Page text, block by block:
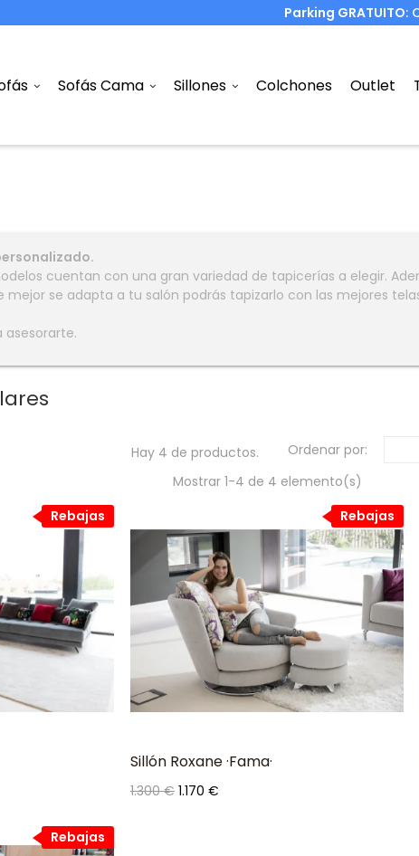
Parking GRATUITO:
Sofás Cama Sillones Colchones Outlet
cuentan con una gran variedad de tapicerías a elegir.
mejor se adapta a tu salón podrás tapizarlo con las mejores
Hay 4 de productos. Ordenar por:
Mostrar 1-4 de 4 elemento(s)
Rebajas
Rebajas
Sillón Roxane ·Fama·
Precio
1.300 € Precio
1.170 €
Rebajas